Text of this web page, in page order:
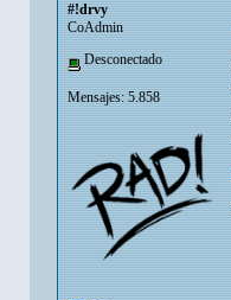
#!drvy
CoAdmin
Desconectado
Mensajes: 5.858